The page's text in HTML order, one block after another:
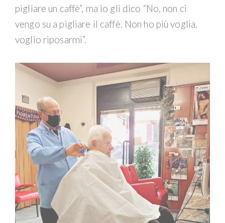
pigliare un caffè”, ma io gli dico “No, non ci
vengo su a pigliare il caffè. Non ho più voglia,
voglio riposarmi”.